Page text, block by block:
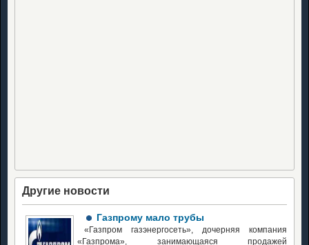
Другие новости
Газпрому мало трубы
«Газпром газэнергосеть», дочерняя компания
«Газпрома», занимающаяся продажей